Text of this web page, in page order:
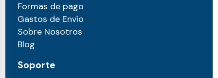
Formas de pago
Gastos de Envío
Sobre Nosotros
Blog
Soporte